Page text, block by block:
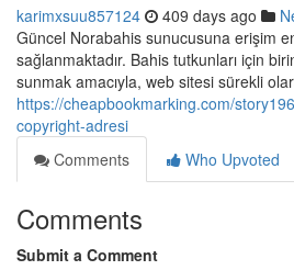
karimxsuu857124 409 days ago
Güncel Norabahis sunucusuna erişim
sağlanmaktadır. Bahis tutkunları için
sunmak amacıyla, web sitesi sürekli
https://cheapbookmarking.com/
copyright-adresi
Comments
Who Upvoted
Comments
Submit a Comment